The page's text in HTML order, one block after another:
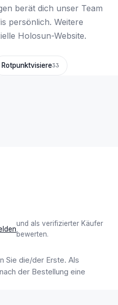
berät dich unser Team
persönlich. Weitere
Holosun-Website.
Rotpunktvisiere33
und als verifizierter Käufer
bewerten.
Sie die/der Erste. Als
der Bestellung eine